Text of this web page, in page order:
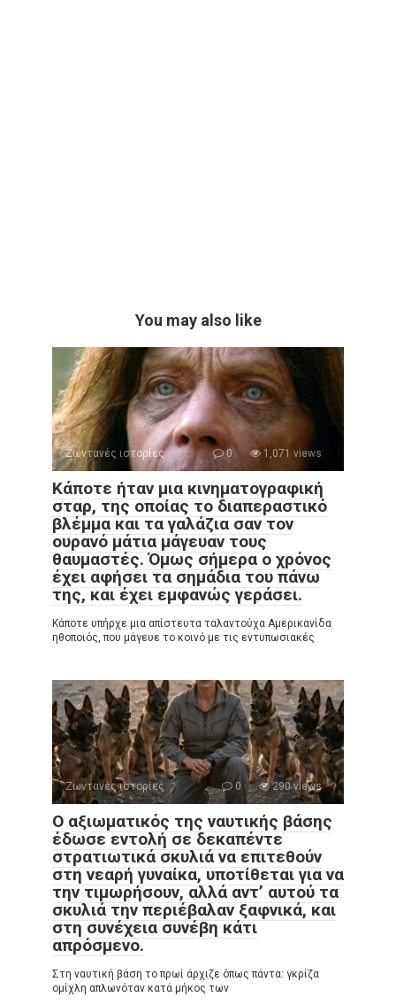
You may also like
Ζωντανές ιστορίες 0 1,071 views
Κάποτε ήταν μια κινηματογραφική
σταρ, της οποίας το διαπεραστικό
βλέμμα και τα γαλάζια σαν τον
ουρανό μάτια μάγευαν τους
θαυμαστές. Όμως σήμερα ο χρόνος
έχει αφήσει τα σημάδια του πάνω
της, και έχει εμφανώς γεράσει.
Κάποτε υπήρχε μια απίστευτα ταλαντούχα Αμερικανίδα
ηθοποιός, που μάγευε το κοινό με τις εντυπωσιακές
Ζωντανές ιστορίες 0 290 views
Ο αξιωματικός της ναυτικής βάσης
έδωσε εντολή σε δεκαπέντε
στρατιωτικά σκυλιά να επιτεθούν
στη νεαρή γυναίκα, υποτίθεται για να
την τιμωρήσουν, αλλά αντ’ αυτού τα
σκυλιά την περιέβαλαν ξαφνικά, και
στη συνέχεια συνέβη κάτι
απρόσμενο.
Στη ναυτική βάση το πρωί άρχιζε όπως πάντα: γκρίζα
ομίχλη απλωνόταν κατά μήκος των